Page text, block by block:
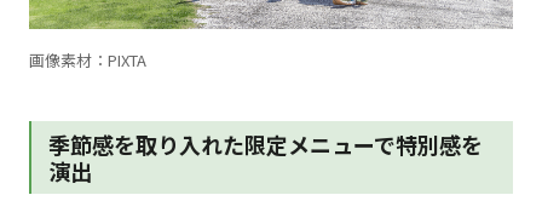
画像素材：PIXTA
季節感を取り入れた限定メニューで特別感を
演出